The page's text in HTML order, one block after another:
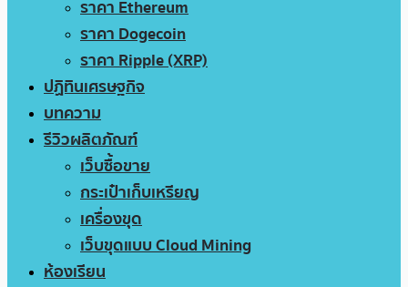
ราคา Ethereum
ราคา Dogecoin
ราคา Ripple (XRP)
ปฏิทินเศรษฐกิจ
บทความ
รีวิวผลิตภัณฑ์
เว็บซื้อขาย
กระเป๋าเก็บเหรียญ
เครื่องขุด
เว็บขุดแบบ Cloud Mining
ห้องเรียน